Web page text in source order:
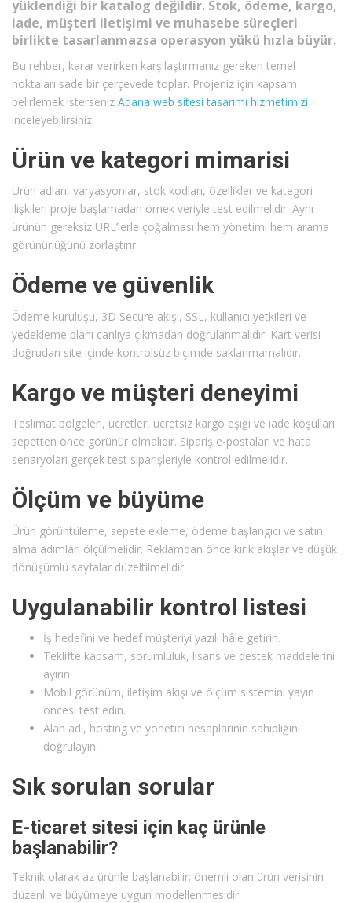
yüklendiği bir katalog değildir. Stok, ödeme, kargo,
iade, müşteri iletişimi ve muhasebe süreçleri
birlikte tasarlanmazsa operasyon yükü hızla büyür.
Bu rehber, karar verirken karşılaştırmanız gereken temel
noktaları sade bir çerçevede toplar. Projeniz için kapsam
belirlemek isterseniz Adana web sitesi tasarımı hizmetimizi
inceleyebilirsiniz.
Ürün ve kategori mimarisi
Ürün adları, varyasyonlar, stok kodları, özellikler ve kategori
ilişkileri proje başlamadan örnek veriyle test edilmelidir. Aynı
ürünün gereksiz URL’lerle çoğalması hem yönetimi hem arama
görünürlüğünü zorlaştırır.
Ödeme ve güvenlik
Ödeme kuruluşu, 3D Secure akışı, SSL, kullanıcı yetkileri ve
yedekleme planı canlıya çıkmadan doğrulanmalıdır. Kart verisi
doğrudan site içinde kontrolsüz biçimde saklanmamalıdır.
Kargo ve müşteri deneyimi
Teslimat bölgeleri, ücretler, ücretsiz kargo eşiği ve iade koşulları
sepetten önce görünür olmalıdır. Sipariş e-postaları ve hata
senaryoları gerçek test siparişleriyle kontrol edilmelidir.
Ölçüm ve büyüme
Ürün görüntüleme, sepete ekleme, ödeme başlangıcı ve satın
alma adımları ölçülmelidir. Reklamdan önce kırık akışlar ve düşük
dönüşümlü sayfalar düzeltilmelidir.
Uygulanabilir kontrol listesi
İş hedefini ve hedef müşteriyi yazılı hâle getirin.
Teklifte kapsam, sorumluluk, lisans ve destek maddelerini
ayırın.
Mobil görünüm, iletişim akışı ve ölçüm sistemini yayın
öncesi test edin.
Alan adı, hosting ve yönetici hesaplarının sahipliğini
doğrulayın.
Sık sorulan sorular
E-ticaret sitesi için kaç ürünle
başlanabilir?
Teknik olarak az ürünle başlanabilir; önemli olan ürün verisinin
düzenli ve büyümeye uygun modellenmesidir.